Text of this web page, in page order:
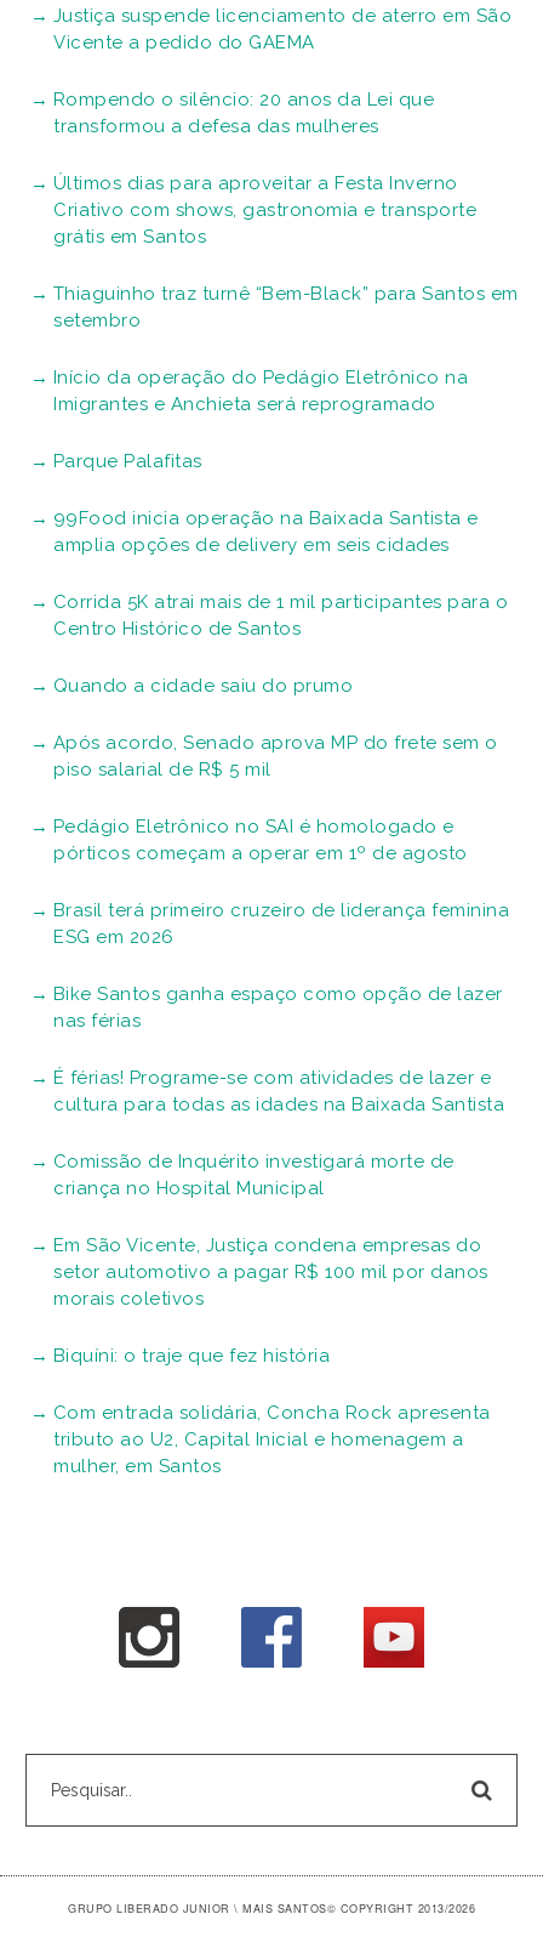
Justiça suspende licenciamento de aterro em São
Vicente a pedido do GAEMA
Rompendo o silêncio: 20 anos da Lei que
transformou a defesa das mulheres
Últimos dias para aproveitar a Festa Inverno
Criativo com shows, gastronomia e transporte
grátis em Santos
Thiaguinho traz turnê “Bem-Black” para Santos em
setembro
Início da operação do Pedágio Eletrônico na
Imigrantes e Anchieta será reprogramado
Parque Palafitas
99Food inicia operação na Baixada Santista e
amplia opções de delivery em seis cidades
Corrida 5K atrai mais de 1 mil participantes para o
Centro Histórico de Santos
Quando a cidade saiu do prumo
Após acordo, Senado aprova MP do frete sem o
piso salarial de R$ 5 mil
Pedágio Eletrônico no SAI é homologado e
pórticos começam a operar em 1º de agosto
Brasil terá primeiro cruzeiro de liderança feminina
ESG em 2026
Bike Santos ganha espaço como opção de lazer
nas férias
É férias! Programe-se com atividades de lazer e
cultura para todas as idades na Baixada Santista
Comissão de Inquérito investigará morte de
criança no Hospital Municipal
Em São Vicente, Justiça condena empresas do
setor automotivo a pagar R$ 100 mil por danos
morais coletivos
Biquíni: o traje que fez história
Com entrada solidária, Concha Rock apresenta
tributo ao U2, Capital Inicial e homenagem a
mulher, em Santos
GRUPO LIBERADO JUNIOR \ MAIS SANTOS© COPYRIGHT 2013/2026